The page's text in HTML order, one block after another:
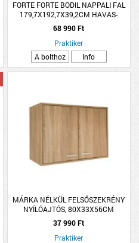
FORTE FORTE BODIL NAPPALI FAL
179,7X192,7X39,2CM HAVAS-
BIANCO TÖLGY
68 990 Ft
Praktiker
A bolthoz
Info
MÁRKA NÉLKÜL FELSŐSZEKRÉNY
NYÍLÓAJTÓS, 80X33X56CM
SONOMA TÖLGY
37 990 Ft
Praktiker